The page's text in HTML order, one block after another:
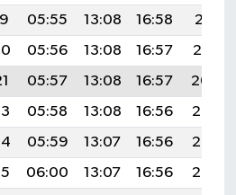
05:55 13:08 16:58
20:11
05:56 13:08 16:57
20:10
05:57 13:08 16:57
20:09
05:58 13:08 16:56
20:07
05:59 13:07 16:56
20:06
06:00 13:07 16:56
20:05